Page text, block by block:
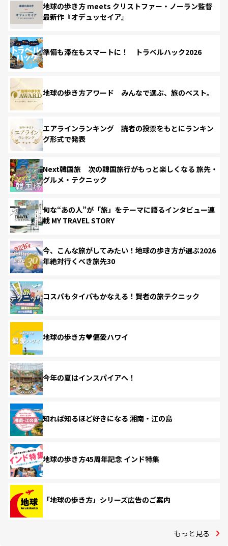
地球の歩き方 meets クリストファー・ノーラン監督
最新作『オデュッセイア』
準備も滞在もスマートに！ トラベルハック2026
地球の歩き方アワード みんなで選ぶ、旅のベスト。
エアラインランキング 読者の投票をもとにランキン
グ形式で発表
Next韓国旅 次の韓国旅行がもっと楽しくなる 旅先・
グルメ・テクニック
旬な“あの人”が「旅」をテーマに語るインタビュー連
載 MY TRAVEL STORY
今、こんな旅がしてみたい！地球の歩き方が選ぶ2026
年絶対行くべき旅先30
コスパもタイパもかなえる！賢者の旅テクニック
地球の歩き方♥偏愛ハワイ
今年の夏はインスパイアへ！
知れば知るほど好きになる 湘南・江の島
地球の歩き方45周年記念 インド特集
「地球の歩き方」シリーズ広告のご案内
もっと見る